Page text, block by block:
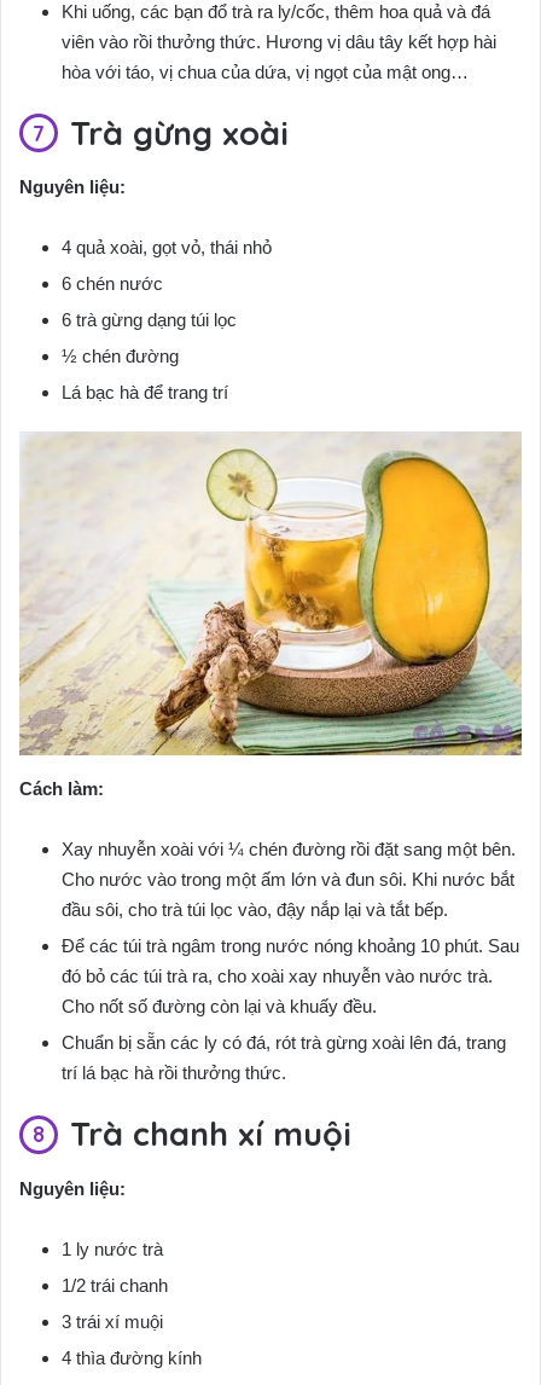
Khi uống, các bạn đổ trà ra ly/cốc, thêm hoa quả và đá
viên vào rồi thưởng thức. Hương vị dâu tây kết hợp hài
hòa với táo, vị chua của dứa, vị ngọt của mật ong…
Trà gừng xoài
Nguyên liệu:
4 quả xoài, gọt vỏ, thái nhỏ
6 chén nước
6 trà gừng dạng túi lọc
½ chén đường
Lá bạc hà để trang trí
Cách làm:
Xay nhuyễn xoài với ¼ chén đường rồi đặt sang một bên.
Cho nước vào trong một ấm lớn và đun sôi. Khi nước bắt
đầu sôi, cho trà túi lọc vào, đậy nắp lại và tắt bếp.
Để các túi trà ngâm trong nước nóng khoảng 10 phút. Sau
đó bỏ các túi trà ra, cho xoài xay nhuyễn vào nước trà.
Cho nốt số đường còn lại và khuấy đều.
Chuẩn bị sẵn các ly có đá, rót trà gừng xoài lên đá, trang
trí lá bạc hà rồi thưởng thức.
Trà chanh xí muội
Nguyên liệu:
1 ly nước trà
1/2 trái chanh
3 trái xí muội
4 thìa đường kính